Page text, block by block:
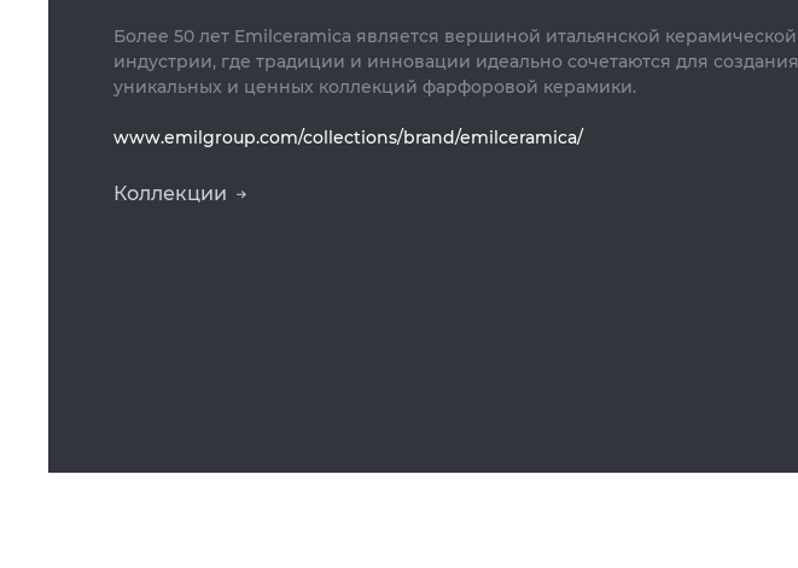
Более 50 лет Emilceramica является вершиной итальянской керамической
индустрии, где традиции и инновации идеально сочетаются для создания
уникальных и ценных коллекций фарфоровой керамики.
www.emilgroup.com/collections/brand/emilceramica/
Коллекции